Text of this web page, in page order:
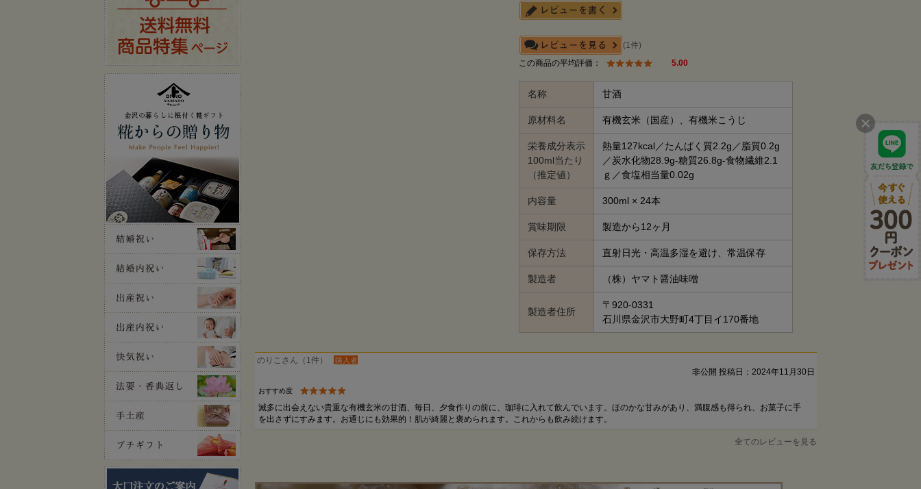
(1件)
この商品の平均評価：
5.00
名称 甘酒
原材料名 有機玄米（国産）、有機米こうじ
栄養成分表示
100ml当たり
（推定値）
熱量127kcal／たんぱく質2.2g／脂質0.2g
／炭水化物28.9g-糖質26.8g-食物繊維2.1
ｇ／食塩相当量0.02g
内容量 300ml × 24本
賞味期限 製造から12ヶ月
保存方法 直射日光・高温多湿を避け、常温保存
製造者 （株）ヤマト醤油味噌
製造者住所
〒920-0331
石川県金沢市大野町4丁目イ170番地
のりこさん（1件） 購入者
非公開 投稿日：2024年11月30日
おすすめ度
滅多に出会えない貴重な有機玄米の甘酒、毎日、夕食作りの前に、珈琲に入れて飲んでいます。ほのかな甘みがあり、満腹感も得られ、お菓子に手
を出さずにすみます。お通じにも効果的！肌が綺麗と褒められます。これからも飲み続けます。
全てのレビューを見る